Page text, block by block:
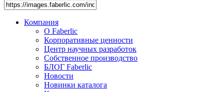
Компания
О Faberlic
Корпоративные ценности
Центр научных разработок
Собственное производство
БЛОГ Faberlic
Новости
Новинки каталога